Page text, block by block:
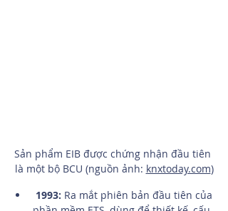
Sản phẩm EIB được chứng nhận đầu tiên
là một bộ BCU (nguồn ảnh: knxtoday.com)
1993: Ra mắt phiên bản đầu tiên của